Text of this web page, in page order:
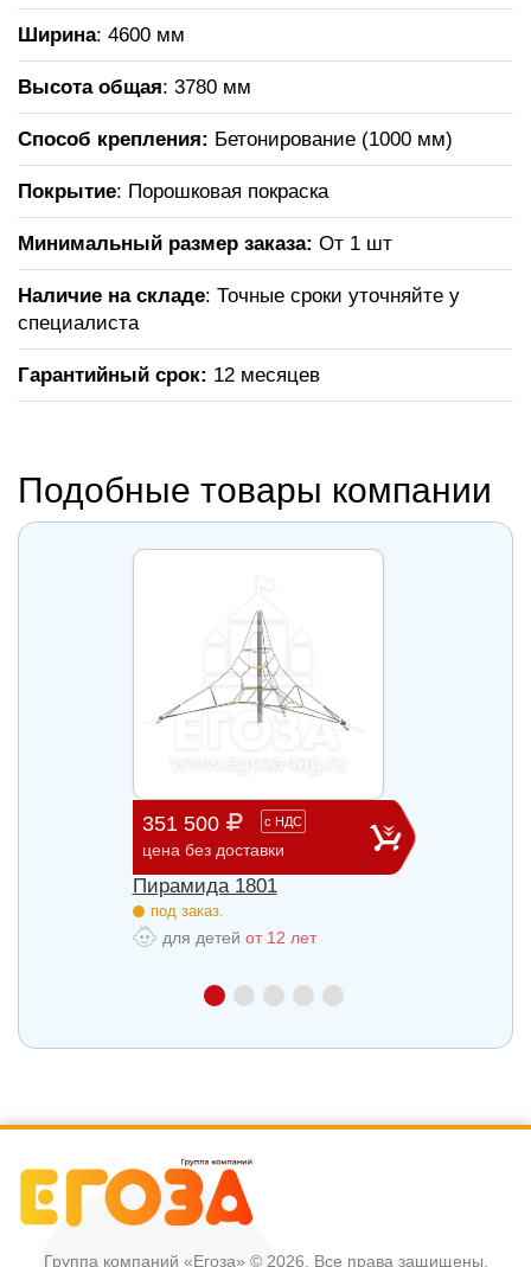
Ширина: 4600 мм
Высота общая: 3780 мм
Способ крепления: Бетонирование (1000 мм)
Покрытие: Порошковая покраска
Минимальный размер заказа: От 1 шт
Наличие на складе: Точные сроки уточняйте у
специалиста
Гарантийный срок: 12 месяцев
Подобные товары компании
351 500 с НДС
цена без доставки
Пирамида 1801
под заказ.
для детей от 12 лет
Группа компаний «Егоза» © 2026, Все права защищены.